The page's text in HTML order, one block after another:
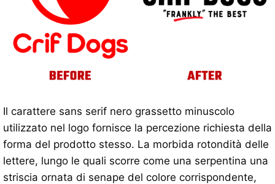
Il carattere sans serif nero grassetto minuscolo
utilizzato nel logo fornisce la percezione richiesta della
forma del prodotto stesso. La morbida rotondità delle
lettere, lungo le quali scorre come una serpentina una
striscia ornata di senape del colore corrispondente,